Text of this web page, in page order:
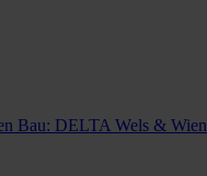
Bau: DELTA Wels & Wien